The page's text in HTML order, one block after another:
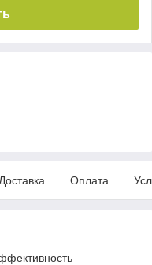
Доставка Оплата